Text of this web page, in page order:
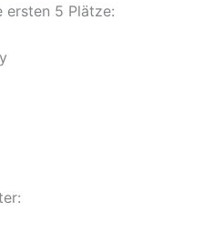
ersten 5 Plätze: